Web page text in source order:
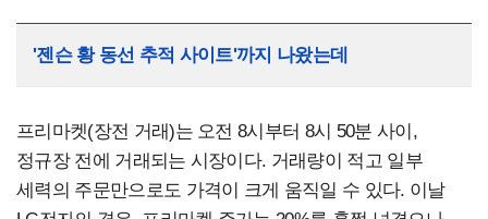
'젠슨 황 동선 추적 사이트'까지 나왔는데
프리마켓(장전 거래)는 오전 8시부터 8시 50분 사이,
정규장 전에 거래되는 시장이다. 거래량이 적고 일부
세력의 주문만으로도 가격이 크게 움직일 수 있다. 이날